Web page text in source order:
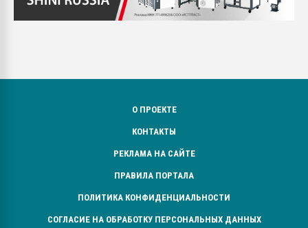
О ПРОЕКТЕ
КОНТАКТЫ
РЕКЛАМА НА САЙТЕ
ПРАВИЛА ПОРТАЛА
ПОЛИТИКА КОНФИДЕНЦИАЛЬНОСТИ
СОГЛАСИЕ НА ОБРАБОТКУ ПЕРСОНАЛЬНЫХ ДАННЫХ